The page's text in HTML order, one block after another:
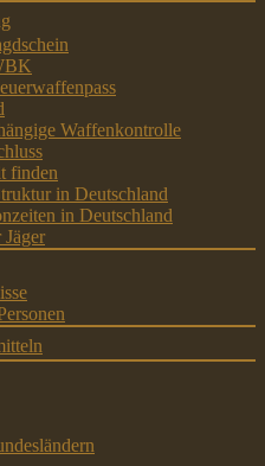
Waffenkontrolle
finden
in Deutschland
in Deutschland